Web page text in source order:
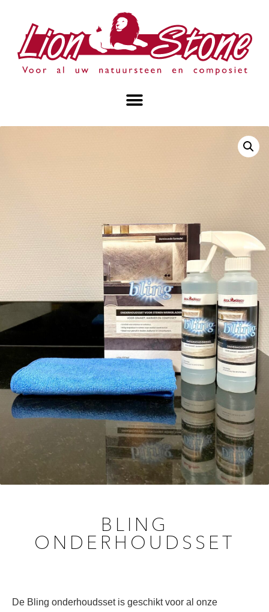
BLING
ONDERHOUDSSET
De Bling onderhoudsset is geschikt voor al onze